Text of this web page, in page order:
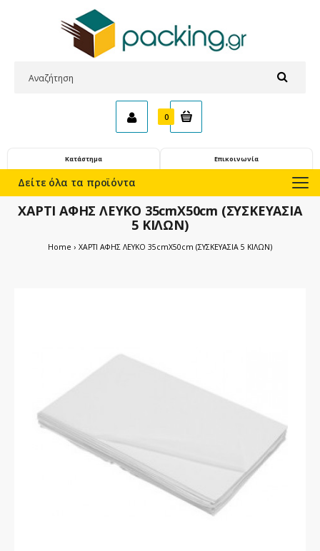
0
Κατάστημα Επικοινωνία
Δείτε όλα τα προϊόντα
ΧΑΡΤΙ ΑΦΗΣ ΛΕΥΚΟ 35cmX50cm (ΣΥΣΚΕΥΑΣΙΑ
5 ΚΙΛΩΝ)
Home ΧΑΡΤΙ ΑΦΗΣ ΛΕΥΚΟ 35cmX50cm (ΣΥΣΚΕΥΑΣΙΑ 5 ΚΙΛΩΝ)